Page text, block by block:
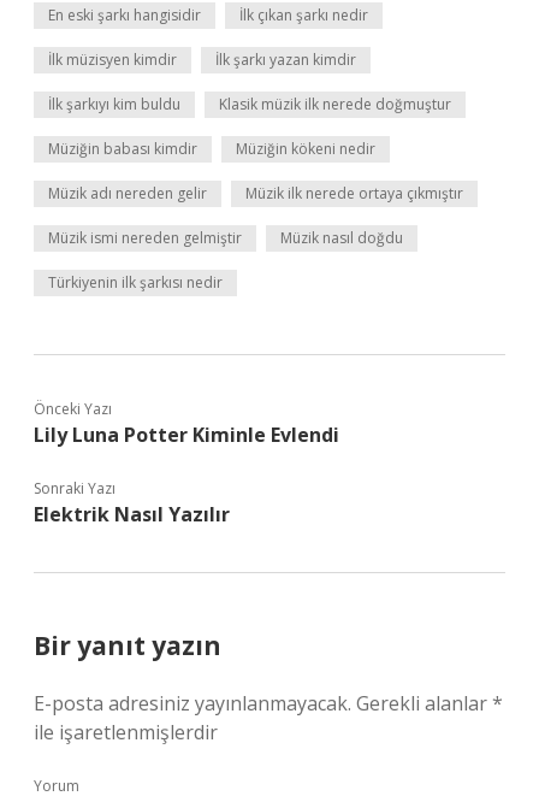
En eski şarkı hangisidir İlk çıkan şarkı nedir
İlk müzisyen kimdir İlk şarkı yazan kimdir
İlk şarkıyı kim buldu Klasik müzik ilk nerede doğmuştur
Müziğin babası kimdir Müziğin kökeni nedir
Müzik adı nereden gelir Müzik ilk nerede ortaya çıkmıştır
Müzik ismi nereden gelmiştir Müzik nasıl doğdu
Türkiyenin ilk şarkısı nedir
Önceki Yazı
Lily Luna Potter Kiminle Evlendi
Sonraki Yazı
Elektrik Nasıl Yazılır
Bir yanıt yazın
E-posta adresiniz yayınlanmayacak. Gerekli alanlar*
ile işaretlenmişlerdir
Yorum